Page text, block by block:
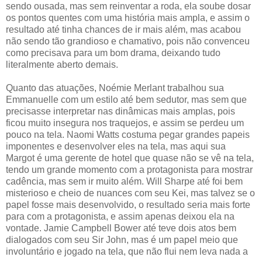
sendo ousada, mas sem reinventar a roda, ela soube dosar
os pontos quentes com uma história mais ampla, e assim o
resultado até tinha chances de ir mais além, mas acabou
não sendo tão grandioso e chamativo, pois não convenceu
como precisava para um bom drama, deixando tudo
literalmente aberto demais.
Quanto das atuações, Noémie Merlant trabalhou sua
Emmanuelle com um estilo até bem sedutor, mas sem que
precisasse interpretar nas dinâmicas mais amplas, pois
ficou muito insegura nos traquejos, e assim se perdeu um
pouco na tela. Naomi Watts costuma pegar grandes papeis
imponentes e desenvolver eles na tela, mas aqui sua
Margot é uma gerente de hotel que quase não se vê na tela,
tendo um grande momento com a protagonista para mostrar
cadência, mas sem ir muito além. Will Sharpe até foi bem
misterioso e cheio de nuances com seu Kei, mas talvez se o
papel fosse mais desenvolvido, o resultado seria mais forte
para com a protagonista, e assim apenas deixou ela na
vontade. Jamie Campbell Bower até teve dois atos bem
dialogados com seu Sir John, mas é um papel meio que
involuntário e jogado na tela, que não flui nem leva nada a